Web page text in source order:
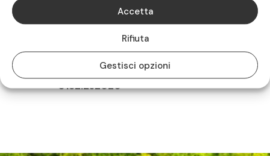
Accetta
Rifiuta
Gestisci opzioni
Via degli Orti, 56
17031 ALBENGA (SV)
0182.232020